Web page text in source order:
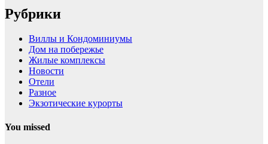
Рубрики
Виллы и Кондоминиумы
Дом на побережье
Жилые комплексы
Новости
Отели
Разное
Экзотические курорты
You missed